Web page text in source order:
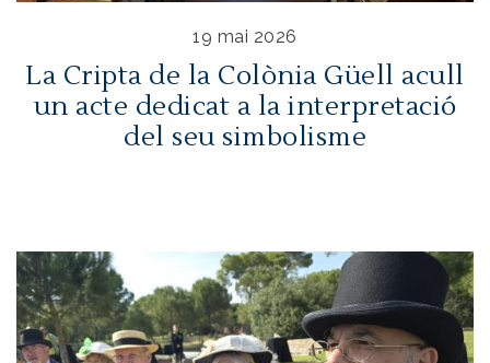
19 mai 2026
La Cripta de la Colònia Güell acull
un acte dedicat a la interpretació
del seu simbolisme